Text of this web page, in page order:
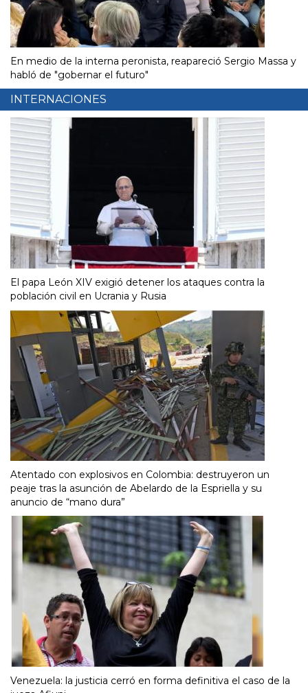
En medio de la interna peronista, reapareció Sergio Massa y
habló de "gobernar el futuro"
INTERNACIONES
El papa León XIV exigió detener los ataques contra la
población civil en Ucrania y Rusia
Atentado con explosivos en Colombia: destruyeron un
peaje tras la asunción de Abelardo de la Espriella y su
anuncio de “mano dura”
Venezuela: la justicia cerró en forma definitiva el caso de la